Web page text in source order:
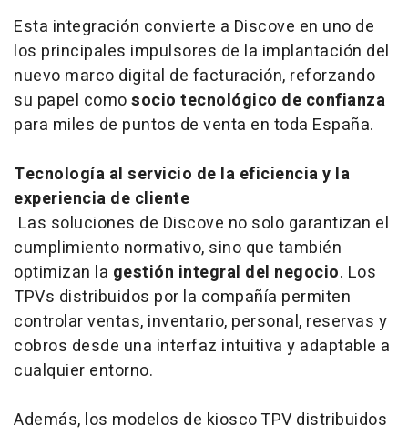
Esta integración convierte a Discove en uno de
los principales impulsores de la implantación del
nuevo marco digital de facturación, reforzando
su papel comosocio tecnológico de confianza
para miles de puntos de venta en toda España.
Tecnología al servicio de la eficiencia y la
experiencia de cliente
Las soluciones de Discove no solo garantizan el
cumplimiento normativo, sino que también
optimizan la gestión integral del negocio. Los
TPVs distribuidos por la compañía permiten
controlar ventas, inventario, personal, reservas y
cobros desde una interfaz intuitiva y adaptable a
cualquier entorno.
Además, los modelos de kiosco TPV distribuidos